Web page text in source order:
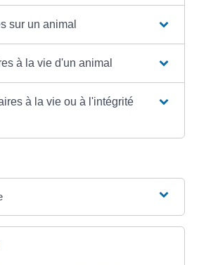
sur un animal
à la vie d'un animal
à la vie ou à l'intégrité